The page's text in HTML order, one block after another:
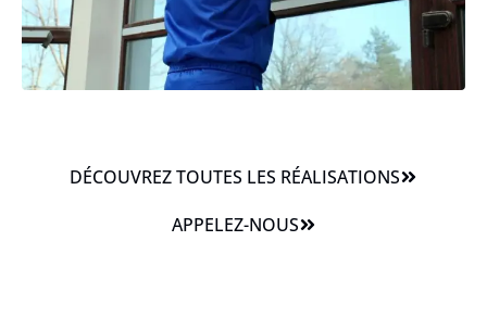
DÉCOUVREZ TOUTES LES RÉALISATIONS
APPELEZ-NOUS